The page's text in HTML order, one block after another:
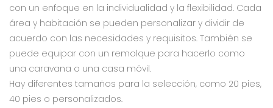
con un enfoque en la individualidad y la flexibilidad. Cada
área y habitación se pueden personalizar y dividir de
acuerdo con las necesidades y requisitos. También se
puede equipar con un remolque para hacerlo como
una caravana o una casa móvil.
Hay diferentes tamaños para la selección, como 20 pies,
40 pies o personalizados.